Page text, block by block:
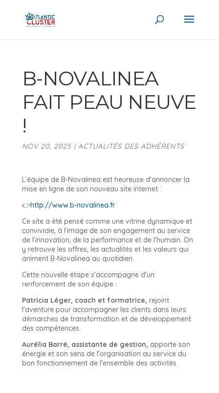
B-NOVALINEA
FAIT PEAU NEUVE
!
NOV 20, 2025| ACTUALITÉS DES ADHÉRENTS
L’équipe de B-Novalinea est heureuse d’annoncer la
mise en ligne de son nouveau site internet :
👉http://www.b-novalinea.fr
Ce site a été pensé comme une vitrine dynamique et
conviviale, à l’image de son engagement au service
de l’innovation, de la performance et de l’humain. On
y retrouve les offres, les actualités et les valeurs qui
animent B-Novalinea au quotidien.
Cette nouvelle étape s’accompagne d’un
renforcement de son équipe :
Patricia Léger, coach et formatrice, rejoint
l’aventure pour accompagner les clients dans leurs
démarches de transformation et de développement
des compétences.
Aurélia Barré, assistante de gestion, apporte son
énergie et son sens de l’organisation au service du
bon fonctionnement de l’ensemble des activités.